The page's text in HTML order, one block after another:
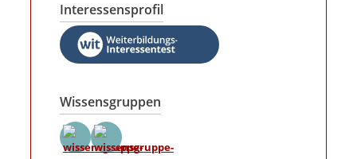
Interessensprofil
Wissensgruppen